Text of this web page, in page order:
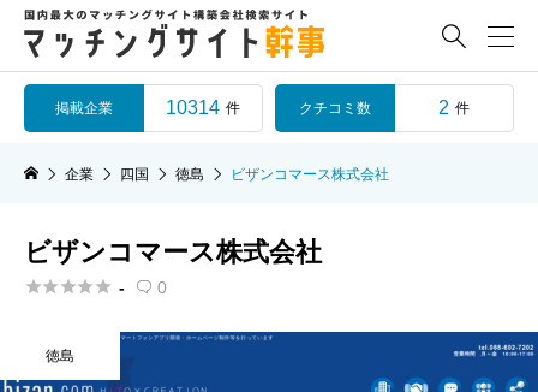

掲載企業 10314 件 クチコミ数 2 件
企業 四国 徳島 ビザンコマース株式会社
ビザンコマース株式会社
 -  0
徳島